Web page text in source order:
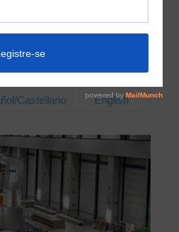
Castellano English